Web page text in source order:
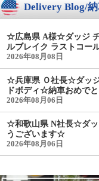
Delivery Blog/
☆広島県 A様☆ダッジ チ
ルブレイク ラストコ
2026年08月08日
☆兵庫県 Ｏ社長☆ダッジ
ドボディ☆納車おめで
2026年08月06日
☆和歌山県 N社長☆ダッ
うございます☆
2026年08月06日